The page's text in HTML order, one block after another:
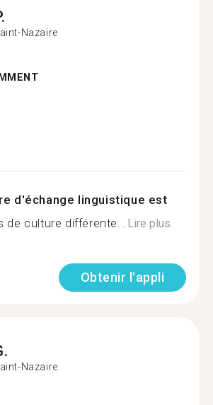
Nazaire
d'échange linguistique est
de culture différente...Lire plus
Obtenir l'appli
Nazaire